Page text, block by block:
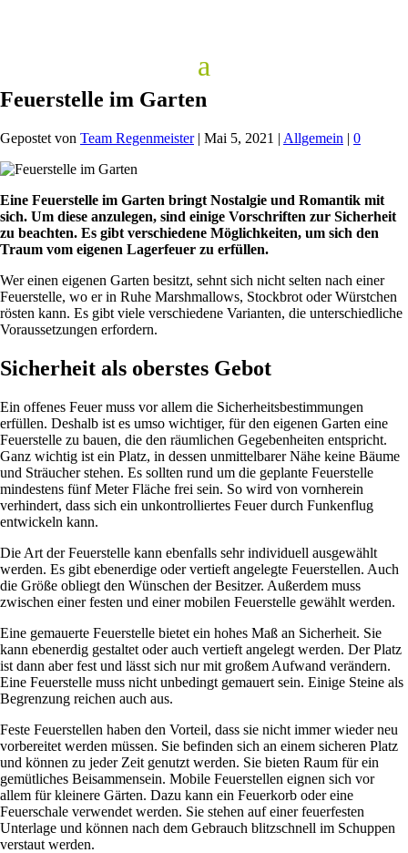
Feuerstelle im Garten
Gepostet von Team Regenmeister| Mai 5, 2021 | Allgemein | 0
Eine Feuerstelle im Garten bringt Nostalgie und Romantik mit
sich. Um diese anzulegen, sind einige Vorschriften zur Sicherheit
zu beachten. Es gibt verschiedene Möglichkeiten, um sich den
Traum vom eigenen Lagerfeuer zu erfüllen.
Wer einen eigenen Garten besitzt, sehnt sich nicht selten nach einer
Feuerstelle, wo er in Ruhe Marshmallows, Stockbrot oder Würstchen
rösten kann. Es gibt viele verschiedene Varianten, die unterschiedliche
Voraussetzungen erfordern.
Sicherheit als oberstes Gebot
Ein offenes Feuer muss vor allem die Sicherheitsbestimmungen
erfüllen. Deshalb ist es umso wichtiger, für den eigenen Garten eine
Feuerstelle zu bauen, die den räumlichen Gegebenheiten entspricht.
Ganz wichtig ist ein Platz, in dessen unmittelbarer Nähe keine Bäume
und Sträucher stehen. Es sollten rund um die geplante Feuerstelle
mindestens fünf Meter Fläche frei sein. So wird von vornherein
verhindert, dass sich ein unkontrolliertes Feuer durch Funkenflug
entwickeln kann.
Die Art der Feuerstelle kann ebenfalls sehr individuell ausgewählt
werden. Es gibt ebenerdige oder vertieft angelegte Feuerstellen. Auch
die Größe obliegt den Wünschen der Besitzer. Außerdem muss
zwischen einer festen und einer mobilen Feuerstelle gewählt werden.
Eine gemauerte Feuerstelle bietet ein hohes Maß an Sicherheit. Sie
kann ebenerdig gestaltet oder auch vertieft angelegt werden. Der Platz
ist dann aber fest und lässt sich nur mit großem Aufwand verändern.
Eine Feuerstelle muss nicht unbedingt gemauert sein. Einige Steine als
Begrenzung reichen auch aus.
Feste Feuerstellen haben den Vorteil, dass sie nicht immer wieder neu
vorbereitet werden müssen. Sie befinden sich an einem sicheren Platz
und können zu jeder Zeit genutzt werden. Sie bieten Raum für ein
gemütliches Beisammensein. Mobile Feuerstellen eignen sich vor
allem für kleinere Gärten. Dazu kann ein Feuerkorb oder eine
Feuerschale verwendet werden. Sie stehen auf einer feuerfesten
Unterlage und können nach dem Gebrauch blitzschnell im Schuppen
verstaut werden.